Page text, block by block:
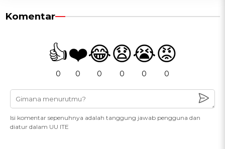
Komentar
👍
0
❤️
0
😂
0
😧
0
😭
0
😡
0
Isi komentar sepenuhnya adalah tanggung jawab pengguna dan
diatur dalam UU ITE